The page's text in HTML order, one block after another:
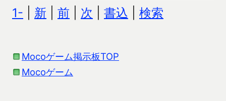
1- 新 前 次 書込 検索
Mocoゲーム掲示板TOP
Mocoゲーム